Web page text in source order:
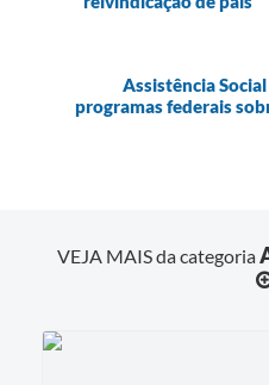
Assistência
programas federais
VEJA MAIS da categoria